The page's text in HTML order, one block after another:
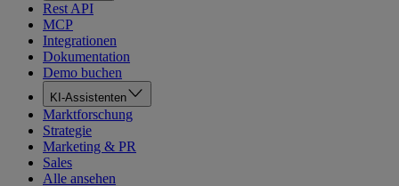
Rest API
MCP
Integrationen
Dokumentation
Demo buchen
KI-Assistenten
Marktforschung
Strategie
Marketing & PR
Sales
Alle ansehen